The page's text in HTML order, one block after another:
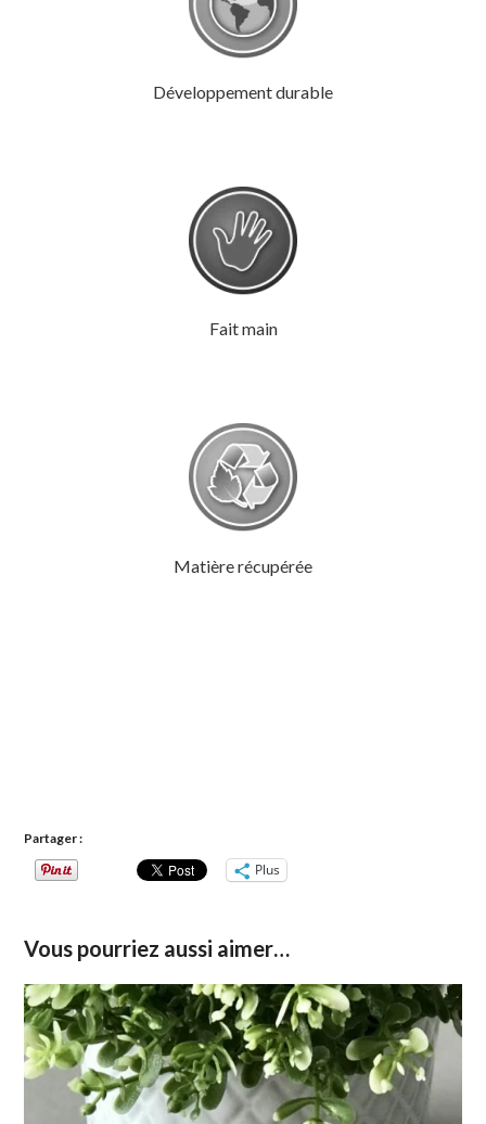
Développement durable
Fait main
Matière récupérée
Partager :
Plus
Vous pourriez aussi aimer…